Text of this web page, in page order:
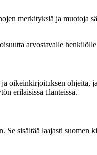
merkityksiä ja muotoja
arvostavalle henkilölle.
oikeinkirjoituksen ohjeita,
erilaisissa tilanteissa.
sisältää laajasti suomen